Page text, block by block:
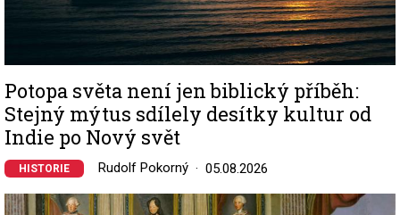
Potopa světa není jen biblický příběh:
Stejný mýtus sdílely desítky kultur od
Indie po Nový svět
HISTORIE Rudolf Pokorný 05.08.2026
Image